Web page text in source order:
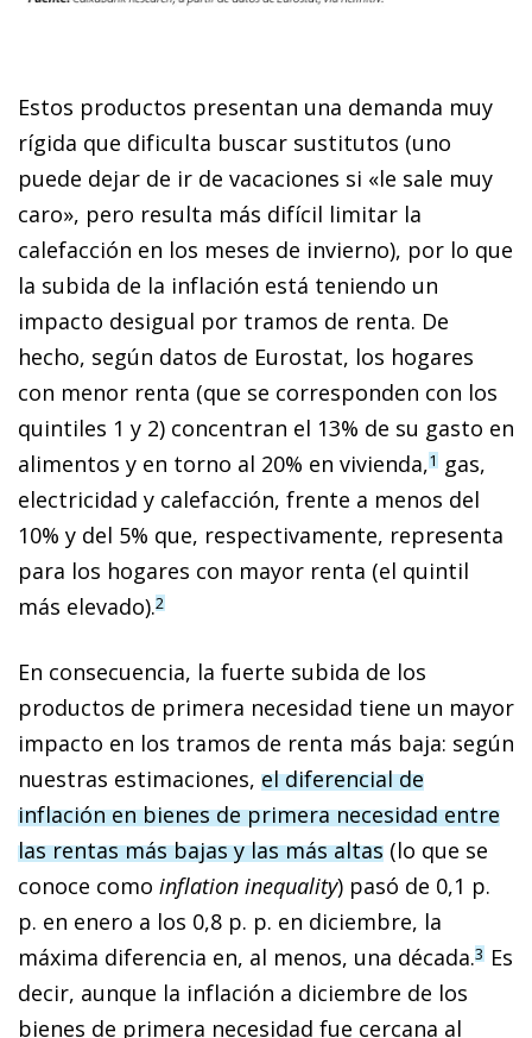
Estos productos presentan una demanda muy
rígida que dificulta buscar sustitutos (uno
puede dejar de ir de vacaciones si «le sale muy
caro», pero resulta más difícil limitar la
calefacción en los meses de invierno), por lo que
la subida de la inflación está teniendo un
impacto desigual por tramos de renta. De
hecho, según datos de Eurostat, los hogares
con menor renta (que se corresponden con los
quintiles 1 y 2) concentran el 13% de su gasto en
alimentos y en torno al 20% en vivienda,1 gas,
electricidad y calefacción, frente a menos del
10% y del 5% que, respectivamente, representa
para los hogares con mayor renta (el quintil
más elevado).2
En consecuencia, la fuerte subida de los
productos de primera necesidad tiene un mayor
impacto en los tramos de renta más baja: según
nuestras estimaciones, el diferencial de
inflación en bienes de primera necesidad entre
las rentas más bajas y las más altas (lo que se
conoce como inflation inequality) pasó de 0,1 p.
p. en enero a los 0,8 p. p. en diciembre, la
máxima diferencia en, al menos, una década.3 Es
decir, aunque la inflación a diciembre de los
bienes de primera necesidad fue cercana al